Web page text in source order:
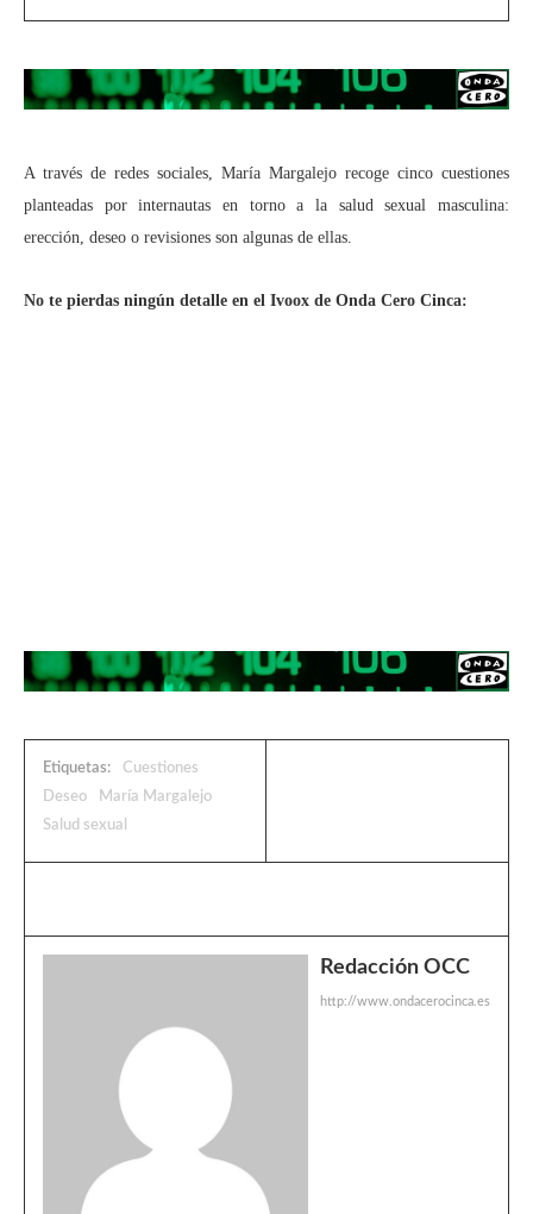
A través de redes sociales, María Margalejo recoge cinco cuestiones
planteadas por internautas en torno a la salud sexual masculina:
erección, deseo o revisiones son algunas de ellas.
No te pierdas ningún detalle en el Ivoox de Onda Cero Cinca:
Etiquetas:
Cuestiones
Deseo
María Margalejo
Salud sexual
Redacción OCC
http://www.ondacerocinca.es